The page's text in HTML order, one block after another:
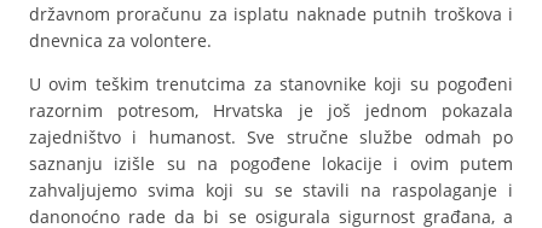
državnom proračunu za isplatu naknade putnih troškova i
dnevnica za volontere.
U ovim teškim trenutcima za stanovnike koji su pogođeni
razornim potresom, Hrvatska je još jednom pokazala
zajedništvo i humanost. Sve stručne službe odmah po
saznanju izišle su na pogođene lokacije i ovim putem
zahvaljujemo svima koji su se stavili na raspolaganje i
danonoćno rade da bi se osigurala sigurnost građana, a